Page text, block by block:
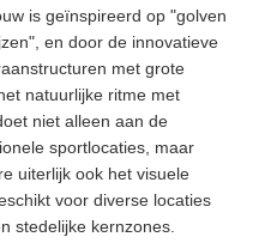
is geïnspireerd op "golven
en door de innovatieve
met grote
natuurlijke ritme met
niet alleen aan de
sportlocaties, maar
uiterlijk ook het visuele
voor diverse locaties
stedelijke kernzones.